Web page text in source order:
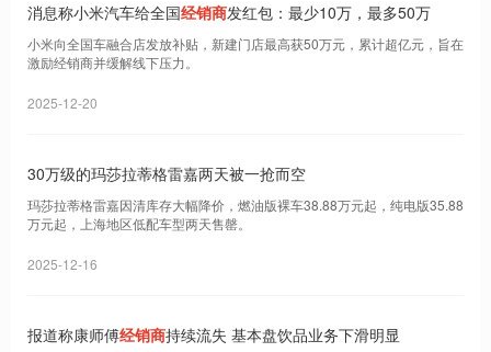
消息称小米汽车给全国经销商发红包：最少10万，最多50万
小米向全国车融合店发放补贴，新建门店最高获50万元，累计超亿元，旨在
激励经销商并缓解线下压力。
2025-12-20
30万级的玛莎拉蒂格雷嘉两天被一抢而空
玛莎拉蒂格雷嘉因清库存大幅降价，燃油版裸车38.88万元起，纯电版35.88
万元起，上海地区低配车型两天售罄。
2025-12-16
报道称康师傅经销商持续流失 基本盘饮品业务下滑明显